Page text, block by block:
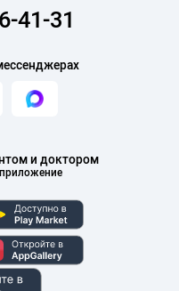
и доктором
41-31